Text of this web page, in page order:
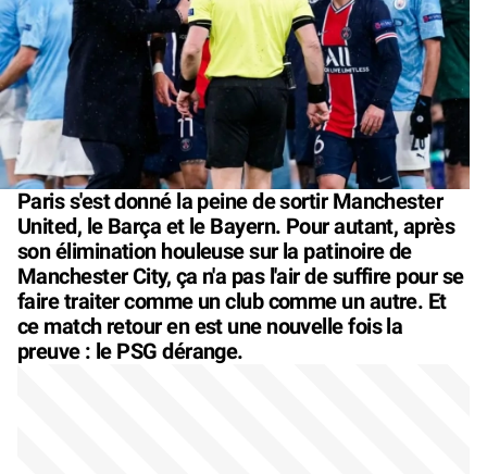
Paris s'est donné la peine de sortir Manchester
United, le Barça et le Bayern. Pour autant, après
son élimination houleuse sur la patinoire de
Manchester City, ça n'a pas l'air de suffire pour se
faire traiter comme un club comme un autre. Et
ce match retour en est une nouvelle fois la
preuve : le PSG dérange.